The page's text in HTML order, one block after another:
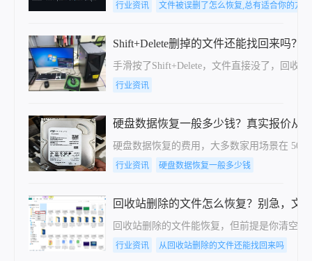
行业资讯 文件被误删了怎么恢复,总有适合你的方法
Shift+Delete删掉的文件还能找回来吗？
手滑按了Shift+Delete，文件直接没了，回收
行业资讯
硬盘数据恢复一般多少钱？真实报价从
硬盘数据恢复的费用，大多数家用场景在
行业资讯 硬盘数据恢复一般多少钱
回收站删除的文件怎么恢复？别急，文
回收站删除的文件能恢复，但前提是你清空
行业资讯 从回收站删除的文件还能找回来吗